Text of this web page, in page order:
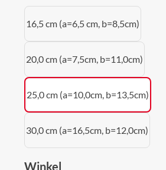
16,5 cm (a=6,5 cm, b=8,5cm)
20,0 cm (a=7,5cm, b=11,0cm)
25,0 cm (a=10,0cm, b=13,5cm)
30,0 cm (a=16,5cm, b=12,0cm)
Winkel